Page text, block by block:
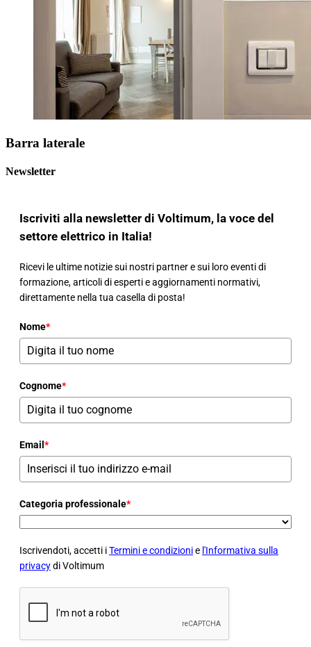
Barra laterale
Newsletter
Iscriviti alla newsletter di Voltimum, la voce del
settore elettrico in Italia!
Ricevi le ultime notizie sui nostri partner e sui loro eventi di
formazione, articoli di esperti e aggiornamenti normativi,
direttamente nella tua casella di posta!
Nome*
Cognome*
Email *
Categoria professionale*
Iscrivendoti, accetti iTermini e condizionie l'Informativa sulla
privacydi Voltimum